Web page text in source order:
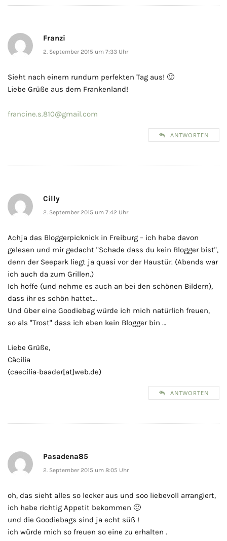
Franzi
2. September 2015 um 7:33 Uhr
Sieht nach einem rundum perfekten Tag aus! 🙂
Liebe Grüße aus dem Frankenland!
francine.s.810@gmail.com
ANTWORTEN
Cilly
2. September 2015 um 7:42 Uhr
Achja das Bloggerpicknick in Freiburg – ich habe davon
gelesen und mir gedacht "Schade dass du kein Blogger bist",
denn der Seepark liegt ja quasi vor der Haustür. (Abends war
ich auch da zum Grillen.)
Ich hoffe (und nehme es auch an bei den schönen Bildern),
dass ihr es schön hattet…
Und über eine Goodiebag würde ich mich natürlich freuen,
so als "Trost" dass ich eben kein Blogger bin …
Liebe Grüße,
Cäcilia
(caecilia-baader[at]web.de)
ANTWORTEN
Pasadena85
2. September 2015 um 8:05 Uhr
oh, das sieht alles so lecker aus und soo liebevoll arrangiert,
ich habe richtig Appetit bekommen 🙂
und die Goodiebags sind ja echt süß !
ich würde mich so freuen so eine zu erhalten .